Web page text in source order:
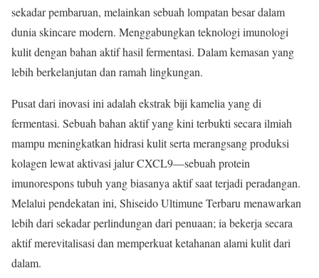
sekadar pembaruan, melainkan sebuah lompatan besar dalam
dunia skincare modern. Menggabungkan teknologi imunologi
kulit dengan bahan aktif hasil fermentasi. Dalam kemasan yang
lebih berkelanjutan dan ramah lingkungan.
Pusat dari inovasi ini adalah ekstrak biji kamelia yang di
fermentasi. Sebuah bahan aktif yang kini terbukti secara ilmiah
mampu meningkatkan hidrasi kulit serta merangsang produksi
kolagen lewat aktivasi jalur CXCL9—sebuah protein
imunorespons tubuh yang biasanya aktif saat terjadi peradangan.
Melalui pendekatan ini, Shiseido Ultimune Terbaru menawarkan
lebih dari sekadar perlindungan dari penuaan; ia bekerja secara
aktif merevitalisasi dan memperkuat ketahanan alami kulit dari
dalam.